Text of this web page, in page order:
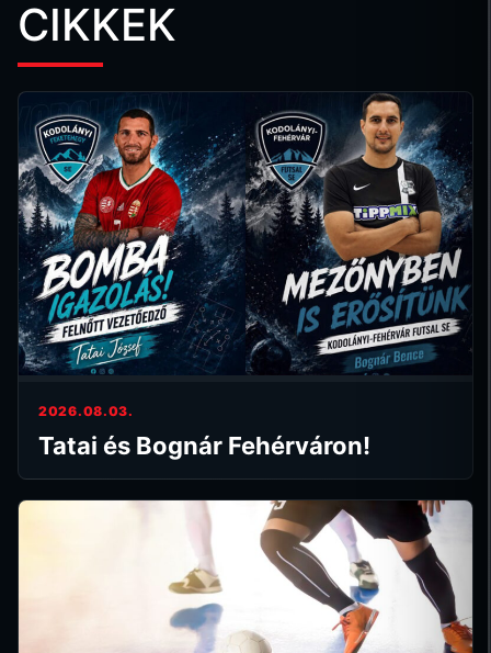
CIKKEK
2026.08.03.
Tatai és Bognár Fehérváron!